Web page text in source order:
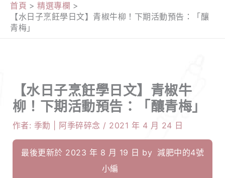
首頁
精選專欄
【水日子烹飪學日文】青椒牛柳！下期活動預告：「釀
青梅」
【水日子烹飪學日文】青椒牛
柳！下期活動預告：「釀青梅」
作者: 季勳 | 阿季碎碎念 / 2021 年 4 月 24 日
最後更新於 2023 年 8 月 19 日 by 減肥中的4號
小編